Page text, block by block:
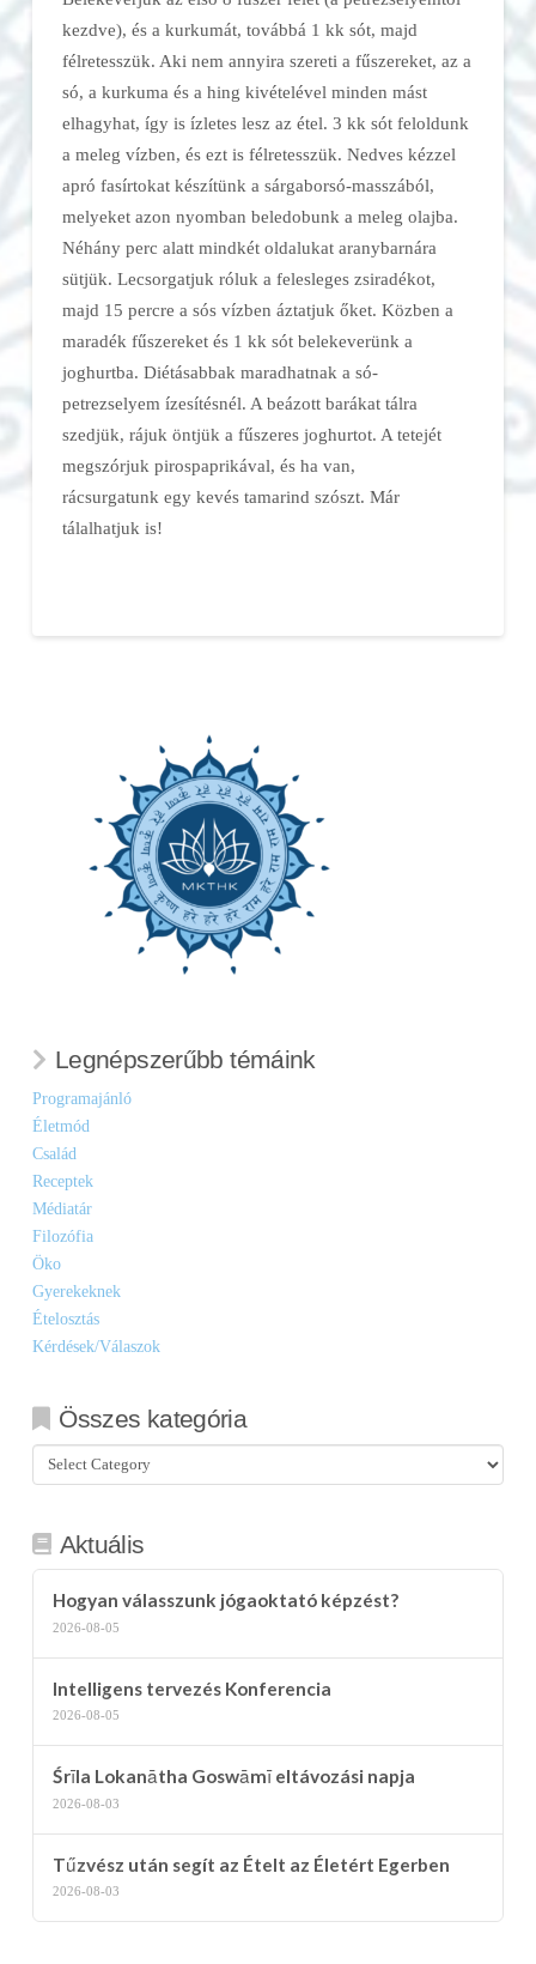
kezdve), és a kurkumát, továbbá 1 kk sót, majd
félretesszük. Aki nem annyira szereti a fűszereket, az a
só, a kurkuma és a hing kivételével minden mást
elhagyhat, így is ízletes lesz az étel. 3 kk sót feloldunk
a meleg vízben, és ezt is félretesszük. Nedves kézzel
apró fasírtokat készítünk a sárgaborsó-masszából,
melyeket azon nyomban beledobunk a meleg olajba.
Néhány perc alatt mindkét oldalukat aranybarnára
sütjük. Lecsorgatjuk róluk a felesleges zsiradékot,
majd 15 percre a sós vízben áztatjuk őket. Közben a
maradék fűszereket és 1 kk sót belekeverünk a
joghurtba. Diétásabbak maradhatnak a só-
petrezselyem ízesítésnél. A beázott barákat tálra
szedjük, rájuk öntjük a fűszeres joghurtot. A tetejét
megszórjuk pirospaprikával, és ha van,
rácsurgatunk egy kevés tamarind szószt. Már
tálalhatjuk is!
Legnépszerűbb témáink
Programajánló
Életmód
Család
Receptek
Médiatár
Filozófia
Öko
Gyerekeknek
Ételosztás
Kérdések/Válaszok
Összes kategória
Összes
kategória
Aktuális
Hogyan válasszunk jógaoktató képzést?
2026-08-05
Intelligens tervezés Konferencia
2026-08-05
Śrīla Lokanātha Goswāmī eltávozási napja
2026-08-03
Tűzvész után segít az Ételt az Életért Egerben
2026-08-03